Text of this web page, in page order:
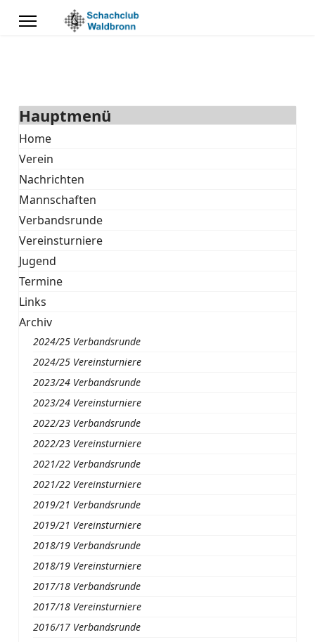
Hauptmenü
Home
Verein
Nachrichten
Mannschaften
Verbandsrunde
Vereinsturniere
Jugend
Termine
Links
Archiv
2024/25 Verbandsrunde
2024/25 Vereinsturniere
2023/24 Verbandsrunde
2023/24 Vereinsturniere
2022/23 Verbandsrunde
2022/23 Vereinsturniere
2021/22 Verbandsrunde
2021/22 Vereinsturniere
2019/21 Verbandsrunde
2019/21 Vereinsturniere
2018/19 Verbandsrunde
2018/19 Vereinsturniere
2017/18 Verbandsrunde
2017/18 Vereinsturniere
2016/17 Verbandsrunde